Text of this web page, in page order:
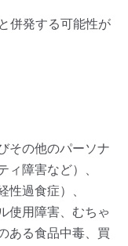
併発する可能性が
その他のパーソナ
ィ障害など）、
過食症）、
使用障害、むちゃ
ある食品中毒、買